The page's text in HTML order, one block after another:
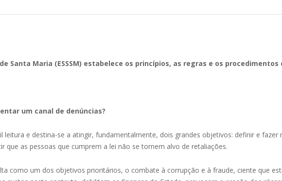
Santa Maria (ESSSM) estabelece os princípios, as regras e os
um canal de denúncias?
e destina-se a atingir, fundamentalmente, dois grandes objetivos: definir e
que as pessoas que cumprem a lei não se tornem alvo de retaliações.
como um dos objetivos prioritários, o combate à corrupção e à fraude, ciente que